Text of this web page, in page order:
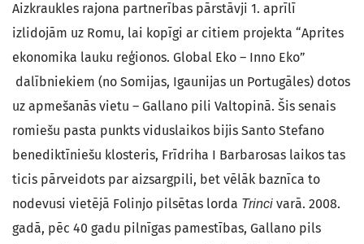
Aizkraukles rajona partnerības pārstāvji 1. aprīlī
izlidojām uz Romu, lai kopīgi ar citiem projekta “Aprites
ekonomika lauku reģionos. Global Eko – Inno Eko”
dalībniekiem (no Somijas, Igaunijas un Portugāles) dotos
uz apmešanās vietu – Gallano pili Valtopinā. Šis senais
romiešu pasta punkts viduslaikos bijis Santo Stefano
benediktīniešu klosteris, Frīdriha I Barbarosas laikos tas
ticis pārveidots par aizsargpili, bet vēlāk baznīca to
nodevusi vietējā Folinjo pilsētas lorda Trinci varā. 2008.
gadā, pēc 40 gadu pilnīgas pamestības, Gallano pils